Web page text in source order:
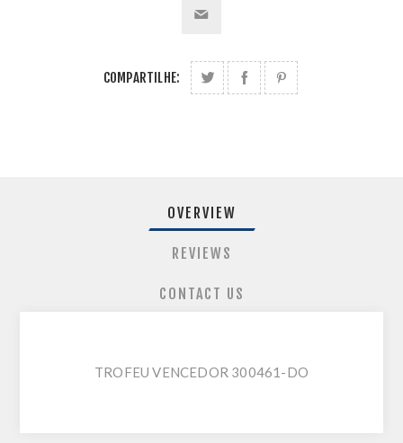
COMPARTILHE:
OVERVIEW
REVIEWS
CONTACT US
TROFEU VENCEDOR 300461-DO